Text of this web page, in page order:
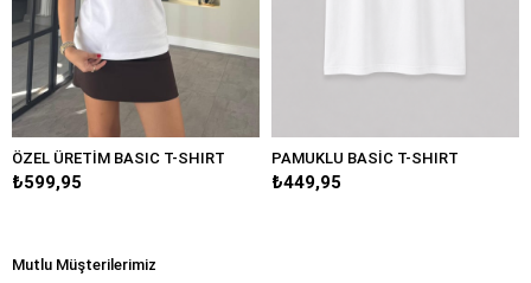
ÖZEL ÜRETİM BASIC T-SHIRT
₺599,95
PAMUKLU BASİC T-SHIRT
₺449,95
Mutlu Müşterilerimiz